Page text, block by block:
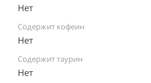
Нет
Содержит кофеин
Нет
Содержит таурин
Нет